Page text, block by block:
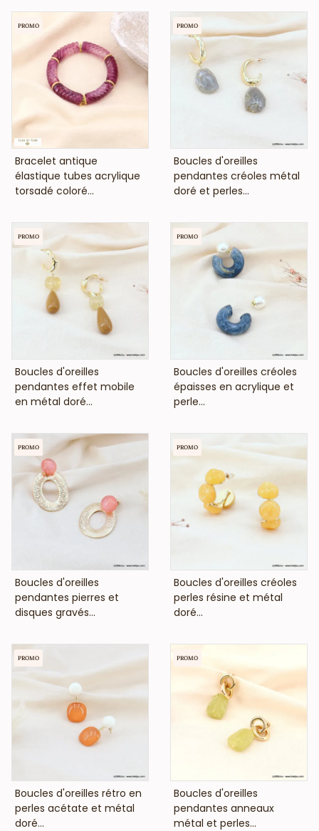
VOIR LE PRIX
Bracelet antique
élastique tubes acrylique
torsadé coloré...
PROMO
VOIR LE PRIX
Boucles d'oreilles
pendantes créoles métal
doré et perles...
PROMO
VOIR LE PRIX
Boucles d'oreilles
pendantes effet mobile
en métal doré...
PROMO
VOIR LE PRIX
Boucles d'oreilles créoles
épaisses en acrylique et
perle...
PROMO
VOIR LE PRIX
Boucles d'oreilles
pendantes pierres et
disques gravés...
PROMO
VOIR LE PRIX
Boucles d'oreilles créoles
perles résine et métal
doré...
PROMO
VOIR LE PRIX
Boucles d'oreilles rétro en
perles acétate et métal
doré...
PROMO
VOIR LE PRIX
Boucles d'oreilles
pendantes anneaux
métal et perles...
PROMO